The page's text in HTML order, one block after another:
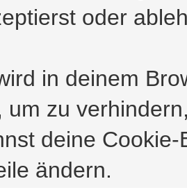
oder
in deinem
um zu
deine
ändern.